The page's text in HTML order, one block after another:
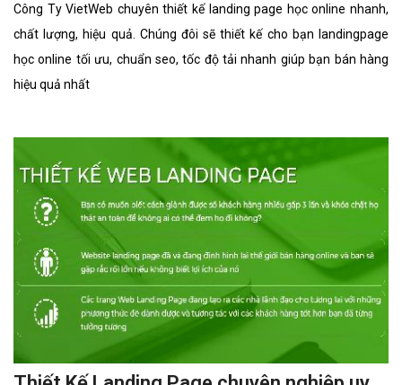
Công Ty VietWeb chuyên thiết kế landing page học online nhanh,
chất lượng, hiệu quả. Chúng đôi sẽ thiết kế cho bạn landingpage
học online tối ưu, chuẩn seo, tốc độ tải nhanh giúp bạn bán hàng
hiệu quả nhất